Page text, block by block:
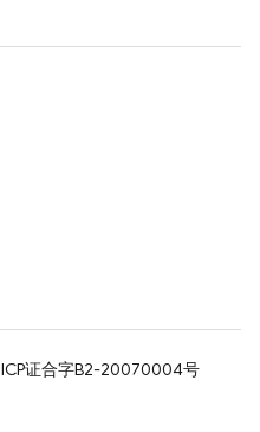
ICP证合字B2-20070004号